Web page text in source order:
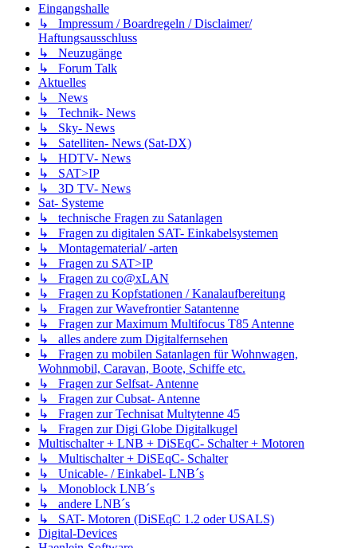
Eingangshalle
↳ Impressum / Boardregeln / Disclaimer/
Haftungsausschluss
↳ Neuzugänge
↳ Forum Talk
Aktuelles
↳ News
↳ Technik- News
↳ Sky- News
↳ Satelliten- News (Sat-DX)
↳ HDTV- News
↳ SAT>IP
↳ 3D TV- News
Sat- Systeme
↳ technische Fragen zu Satanlagen
↳ Fragen zu digitalen SAT- Einkabelsystemen
↳ Montagematerial/ -arten
↳ Fragen zu SAT>IP
↳ Fragen zu co@xLAN
↳ Fragen zu Kopfstationen / Kanalaufbereitung
↳ Fragen zur Wavefrontier Satantenne
↳ Fragen zur Maximum Multifocus T85 Antenne
↳ alles andere zum Digitalfernsehen
↳ Fragen zu mobilen Satanlagen für Wohnwagen,
Wohnmobil, Caravan, Boote, Schiffe etc.
↳ Fragen zur Selfsat- Antenne
↳ Fragen zur Cubsat- Antenne
↳ Fragen zur Technisat Multytenne 45
↳ Fragen zur Digi Globe Digitalkugel
Multischalter + LNB + DiSEqC- Schalter + Motoren
↳ Multischalter + DiSEqC- Schalter
↳ Unicable- / Einkabel- LNB´s
↳ Monoblock LNB´s
↳ andere LNB´s
↳ SAT- Motoren (DiSEqC 1.2 oder USALS)
Digital-Devices